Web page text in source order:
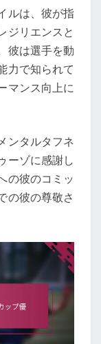
ルは、彼が指
ジリエンスと
彼は選手を動
力で知られて
マンス向上に
ンタルタフネ
ーゾに感謝し
の彼のコミッ
の彼の尊敬さ